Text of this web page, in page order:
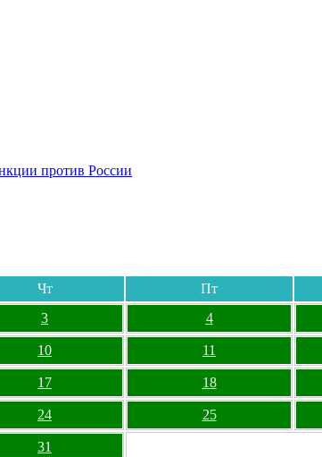
против России
Чт Пт
3 4
10 11
17 18
24 25
31